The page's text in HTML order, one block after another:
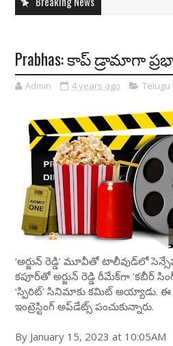
Prabhas: కాప్ డ్రామాగా
Admin 4 years ago Telugu
‘అర్జున్ రెడ్డి’ మూవీతో టాలీవుడ్‌లో
కపూర్‌తో అర్జున్ రెడ్డి రీమేక్‌గా ‘కబీర్
‘స్పిరిట్’ సినిమాకు కమిట్ అయ్యాడు.
ఇంట్రెస్టింగ్ అప్‌డేట్స్ పంచుకున్నారు.
By January 15, 2023 at 10:05AM